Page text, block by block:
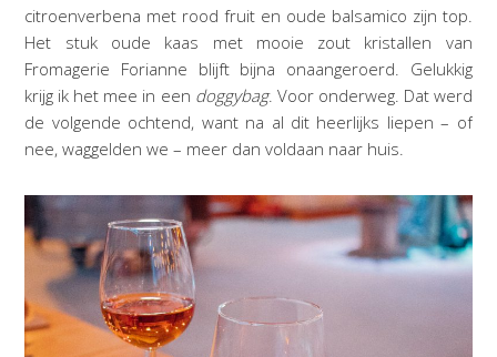
citroenverbena met rood fruit en oude balsamico zijn top.
Het stuk oude kaas met mooie zout kristallen van
Fromagerie Forianne blijft bijna onaangeroerd. Gelukkig
krijg ik het mee in een doggybag. Voor onderweg. Dat werd
de volgende ochtend, want na al dit heerlijks liepen – of
nee, waggelden we – meer dan voldaan naar huis.